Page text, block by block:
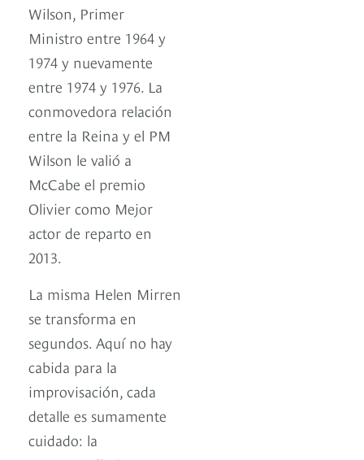
Wilson, Primer
Ministro entre 1964 y
1974 y nuevamente
entre 1974 y 1976. La
conmovedora relación
entre la Reina y el PM
Wilson le valió a
McCabe el premio
Olivier como Mejor
actor de reparto en
2013.
La misma Helen Mirren
se transforma en
segundos. Aquí no hay
cabida para la
improvisación, cada
detalle es sumamente
cuidado: la